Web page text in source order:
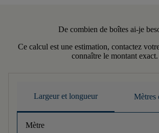
De combien de boîtes ai-je
Ce calcul est une estimation, contactez
connaître le montant exact.
Largeur et longueur Mètres
Mètre